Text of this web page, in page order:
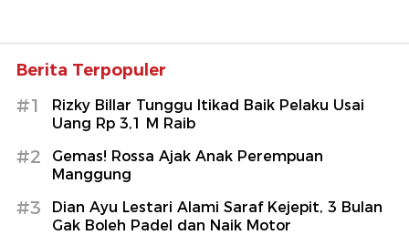
Berita Terpopuler
#1
Rizky Billar Tunggu Itikad Baik Pelaku Usai
Uang Rp 3,1 M Raib
#2
Gemas! Rossa Ajak Anak Perempuan
Manggung
#3
Dian Ayu Lestari Alami Saraf Kejepit, 3 Bulan
Gak Boleh Padel dan Naik Motor